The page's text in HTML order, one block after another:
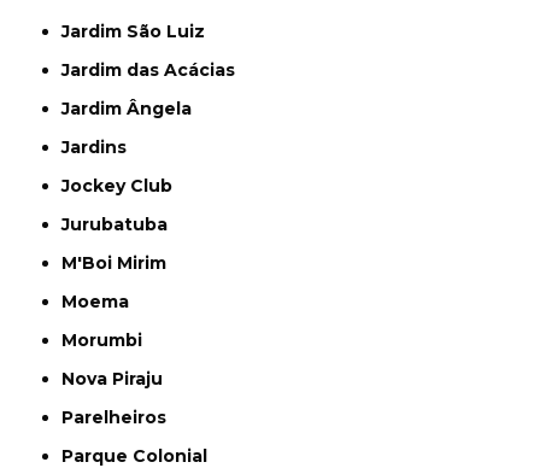
Jardim São Luiz
Jardim das Acácias
Jardim Ângela
Jardins
Jockey Club
Jurubatuba
M'Boi Mirim
Moema
Morumbi
Nova Piraju
Parelheiros
Parque Colonial